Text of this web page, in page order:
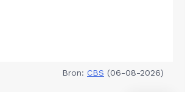
Bron: CBS (06-08-2026)